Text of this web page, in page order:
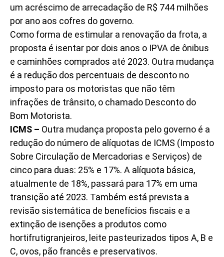
um acréscimo de arrecadação de R$ 744 milhões
por ano aos cofres do governo.
Como forma de estimular a renovação da frota, a
proposta é isentar por dois anos o IPVA de ônibus
e caminhões comprados até 2023. Outra mudança
é a redução dos percentuais de desconto no
imposto para os motoristas que não têm
infrações de trânsito, o chamado Desconto do
Bom Motorista.
ICMS – Outra mudança proposta pelo governo é a
redução do número de alíquotas de ICMS (Imposto
Sobre Circulação de Mercadorias e Serviços) de
cinco para duas: 25% e 17%. A alíquota básica,
atualmente de 18%, passará para 17% em uma
transição até 2023. Também está prevista a
revisão sistemática de benefícios fiscais e a
extinção de isenções a produtos como
hortifrutigranjeiros, leite pasteurizados tipos A, B e
C, ovos, pão francês e preservativos.